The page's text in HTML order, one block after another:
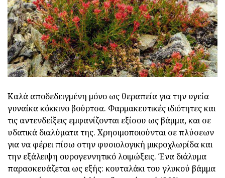
Καλά αποδεδειγμένη μόνο ως θεραπεία για την υγεία
γυναίκα κόκκινο βούρτσα. Φαρμακευτικές ιδιότητες και
τις αντενδείξεις εμφανίζονται εξίσου ως βάμμα, και σε
υδατικά διαλύματα της. Χρησιμοποιούνται σε πλύσεων
για να φέρει πίσω στην φυσιολογική μικροχλωρίδα και
την εξάλειψη ουρογεννητικό λοιμώξεις. Ένα διάλυμα
παρασκευάζεται ως εξής: κουταλάκι του γλυκού βάμμα